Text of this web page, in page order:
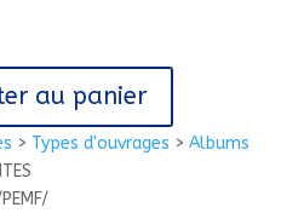
> Types d'ouvrages > Albums
au panier